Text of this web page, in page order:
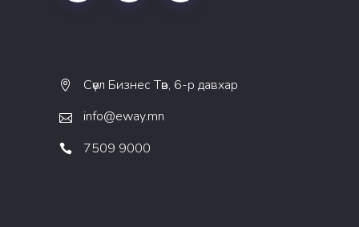
Сөүл Бизнес Төв, 6-р давхар
info@eway.mn
7509 9000